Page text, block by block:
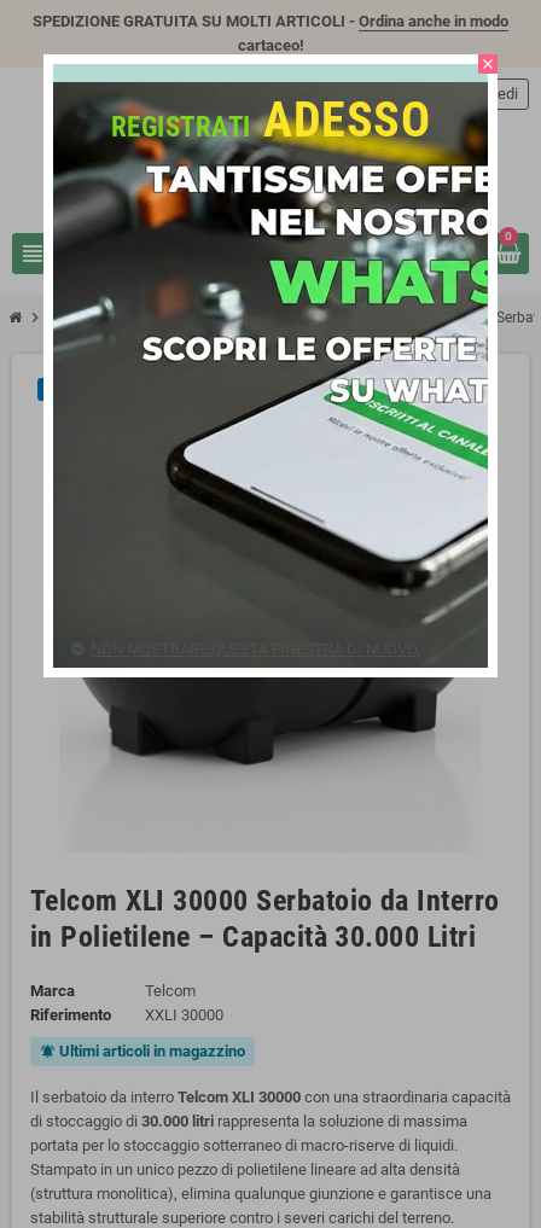
SPEDIZIONE GRATUITA SU MOLTI ARTICOLI - Ordina anche in modo
cartaceo!
view_headline search
Accedi
0
chevron_right IRRIGAZIONE - IDRAULICAchevron_rightSerbatoi d'acqua Telcom XLI 30000
Telcom XLI 30000 Serbatoio da Interro
in Polietilene – Capacità 30.000 Litri
Marca
Telcom
Riferimento
XXLI 30000
notifications_active Ultimi articoli in magazzino
Il serbatoio da interro Telcom XLI 30000 con una straordinaria capacità
di stoccaggio di 30.000 litri rappresenta la soluzione di massima
portata per lo stoccaggio sotterraneo di macro-riserve di liquidi.
Stampato in un unico pezzo di polietilene lineare ad alta densità
(struttura monolitica), elimina qualunque giunzione e garantisce una
stabilità strutturale superiore contro i severi carichi del terreno.
close
REGISTRATIADESSO